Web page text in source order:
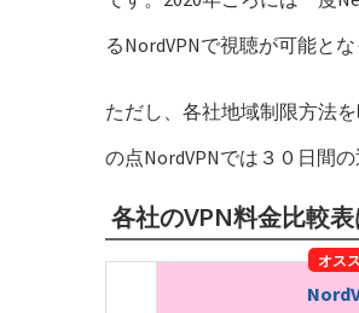
るNordVPNで視聴が可能とな
ただし、各社地域制限方法
の点NordVPNでは３０日間
各社のVPN料金比較